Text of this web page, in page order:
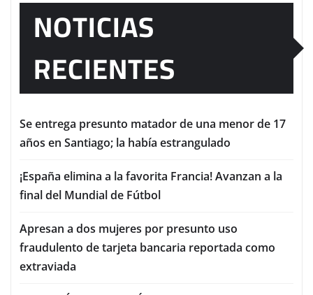
NOTICIAS
RECIENTES
Se entrega presunto matador de una menor de 17
años en Santiago; la había estrangulado
¡España elimina a la favorita Francia! Avanzan a la
final del Mundial de Fútbol
Apresan a dos mujeres por presunto uso
fraudulento de tarjeta bancaria reportada como
extraviada